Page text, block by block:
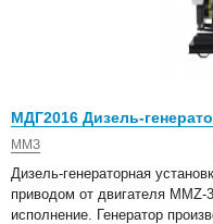
МДГ2016 Дизель-
ММЗ
Дизель-генераторная
приводом от двигателя MMZ-
исполнение. Генератор